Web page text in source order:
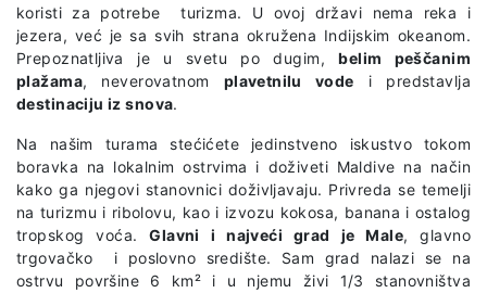
koristi za potrebe turizma. U ovoj državi nema reka i
jezera, već je sa svih strana okružena Indijskim okeanom.
Prepoznatljiva je u svetu po dugim,belim peščanim
plažama, neverovatnom plavetnilu vode i predstavlja
destinaciju iz snova.
Na našim turama stećićete jedinstveno iskustvo tokom
boravka na lokalnim ostrvima i doživeti Maldive na način
kako ga njegovi stanovnici doživljavaju. Privreda se temelji
na turizmu i ribolovu, kao i izvozu kokosa, banana i ostalog
tropskog voća.Glavni i najveći grad je Male, glavno
trgovačko i poslovno središte. Sam grad nalazi se na
ostrvu površine 6 km² i u njemu živi 1/3 stanovništva